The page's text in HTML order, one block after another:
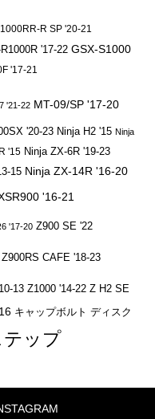
R SP '20-21
'17-22 GSX-S1000
'17-21
'21-22 MT-09/SP '17-20
'20-23 Ninja H2 '15 Ninja
'15 Ninja ZX-6R '19-23
15 Ninja ZX-14R '16-20
'16-21
'17-20 Z900 SE '22
Z900RS CAFE '18-23
13 Z1000 '14-22 Z H2 SE
キャップボルト ディスク
ップ